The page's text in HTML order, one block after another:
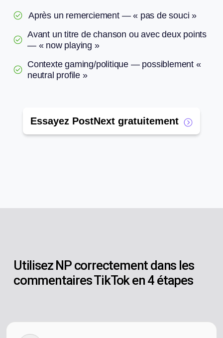
Après un remerciement — « pas de souci »
Avant un titre de chanson ou avec deux points
— « now playing »
Contexte gaming/politique — possiblement «
neutral profile »
Essayez PostNext gratuitement
Utilisez NP correctement dans les
commentaires TikTok en 4 étapes